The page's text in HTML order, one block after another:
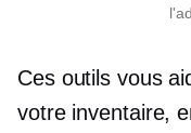
Ces outils vous
votre inventaire,